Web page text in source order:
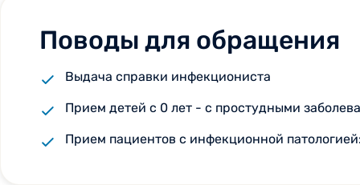
Поводы для обращения
Выдача справки инфекциониста
Прием детей с 0 лет - с простудными
Прием пациентов с инфекционной